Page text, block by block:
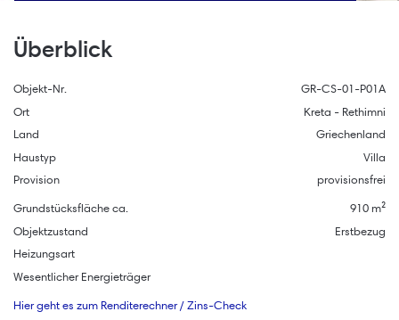
Überblick
Objekt-Nr.
GR-CS-01-P01A
Ort
Kreta - Rethimni
Land
Griechenland
Haustyp
Villa
Provision
provisionsfrei
Grundstücksfläche ca.
910 m²
Objektzustand
Erstbezug
Heizungsart
Wesentlicher Energieträger
Hier geht es zum Renditerechner / Zins-Check